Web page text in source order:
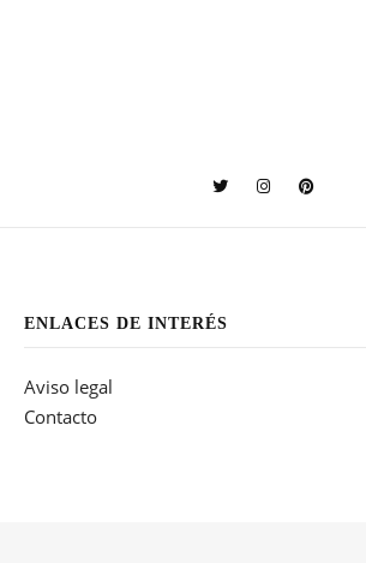
ENLACES DE INTERÉS
Aviso legal
Contacto